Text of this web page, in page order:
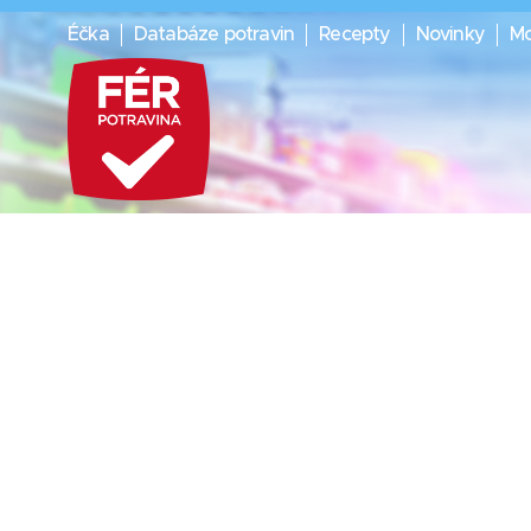
Éčka Databáze potravin Recepty Novinky